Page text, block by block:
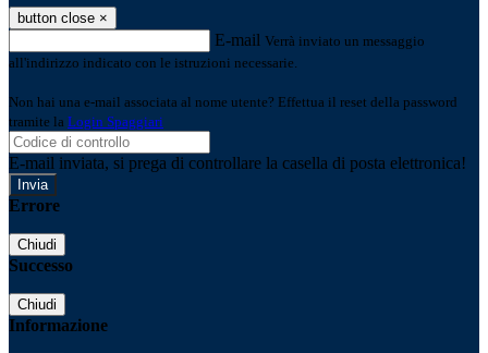
button close ×
E-mail Verrà inviato un messaggio
all'indirizzo indicato con le istruzioni necessarie.
Non hai una e-mail associata al nome utente? Effettua il reset della password
tramite la Login Spaggiari
E-mail inviata, si prega di controllare la casella di posta elettronica!
Errore
Chiudi
Successo
Chiudi
Informazione